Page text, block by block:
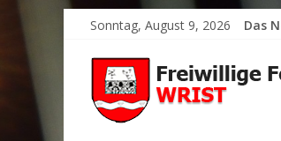
Sonntag, August 9, 2026 Das